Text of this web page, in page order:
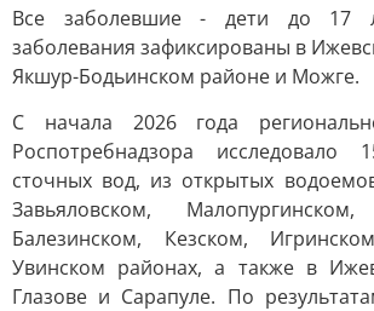
Все заболевшие - дети до 17
заболевания зафиксированы в
Якшур-Бодьинском районе и Можге.
С начала 2026 года
Роспотребнадзора
сточных вод, из открытых
Завьяловском, Малопургинском,
Балезинском, Кезском,
Увинском районах, а также в
Глазове и Сарапуле. По